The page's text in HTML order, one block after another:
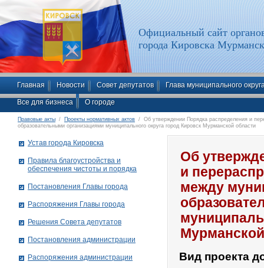
Официальный сайт
города Кировска
Главная Новости Совет депутатов Глава муниципального
Все для бизнеса О городе
Правовые акты / Проекты нормативных актов / Об утверждении Порядка распределения и
образовательными организациями муниципального округа город Кировск Мурманской области
Об
и
между
Вид проекта
Устав города Кировска
Правила благоустройства и
обеспечения чистоты и порядка
Постановления Главы города
Распоряжения Главы города
Решения Совета депутатов
Постановления администрации
Распоряжения администрации